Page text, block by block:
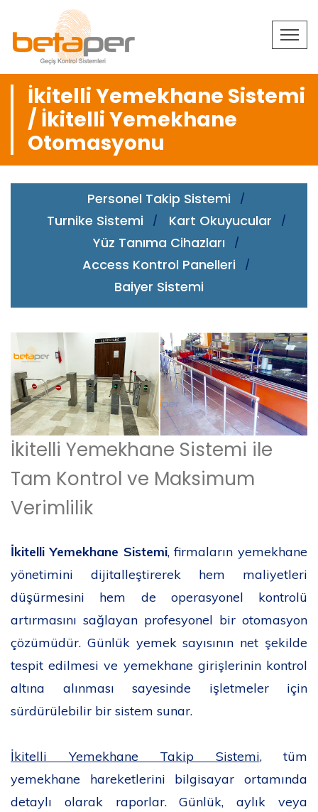
İkitelli Yemekhane Sistemi
/ İkitelli Yemekhane
Otomasyonu
Personel Takip Sistemi
Turnike Sistemi
Kart Okuyucular
Yüz Tanıma Cihazları
Access Kontrol Panelleri
Baiyer Sistemi
İkitelli Yemekhane Sistemi ile
Tam Kontrol ve Maksimum
Verimlilik
İkitelli Yemekhane Sistemi, firmaların yemekhane
yönetimini dijitalleştirerek hem maliyetleri
düşürmesini hem de operasyonel kontrolü
artırmasını sağlayan profesyonel bir otomasyon
çözümüdür. Günlük yemek sayısının net şekilde
tespit edilmesi ve yemekhane girişlerinin kontrol
altına alınması sayesinde işletmeler için
sürdürülebilir bir sistem sunar.
İkitelli Yemekhane Takip Sistemi, tüm
yemekhane hareketlerini bilgisayar ortamında
detaylı olarak raporlar. Günlük, aylık veya